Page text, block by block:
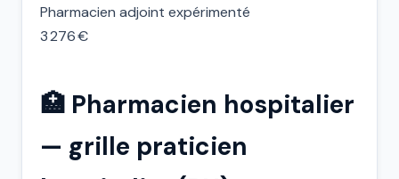
Pharmacien adjoint expérimenté
3 276 €
🏥 Pharmacien hospitalier
— grille praticien